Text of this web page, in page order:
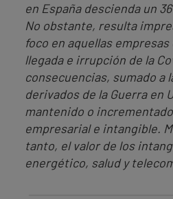
en España descienda un
No obstante, resulta
foco en aquellas empresas
llegada e irrupción de la
consecuencias, sumado a
derivados de la Guerra en
mantenido o
empresarial e intangible.
tanto, el valor de los
energético, salud y